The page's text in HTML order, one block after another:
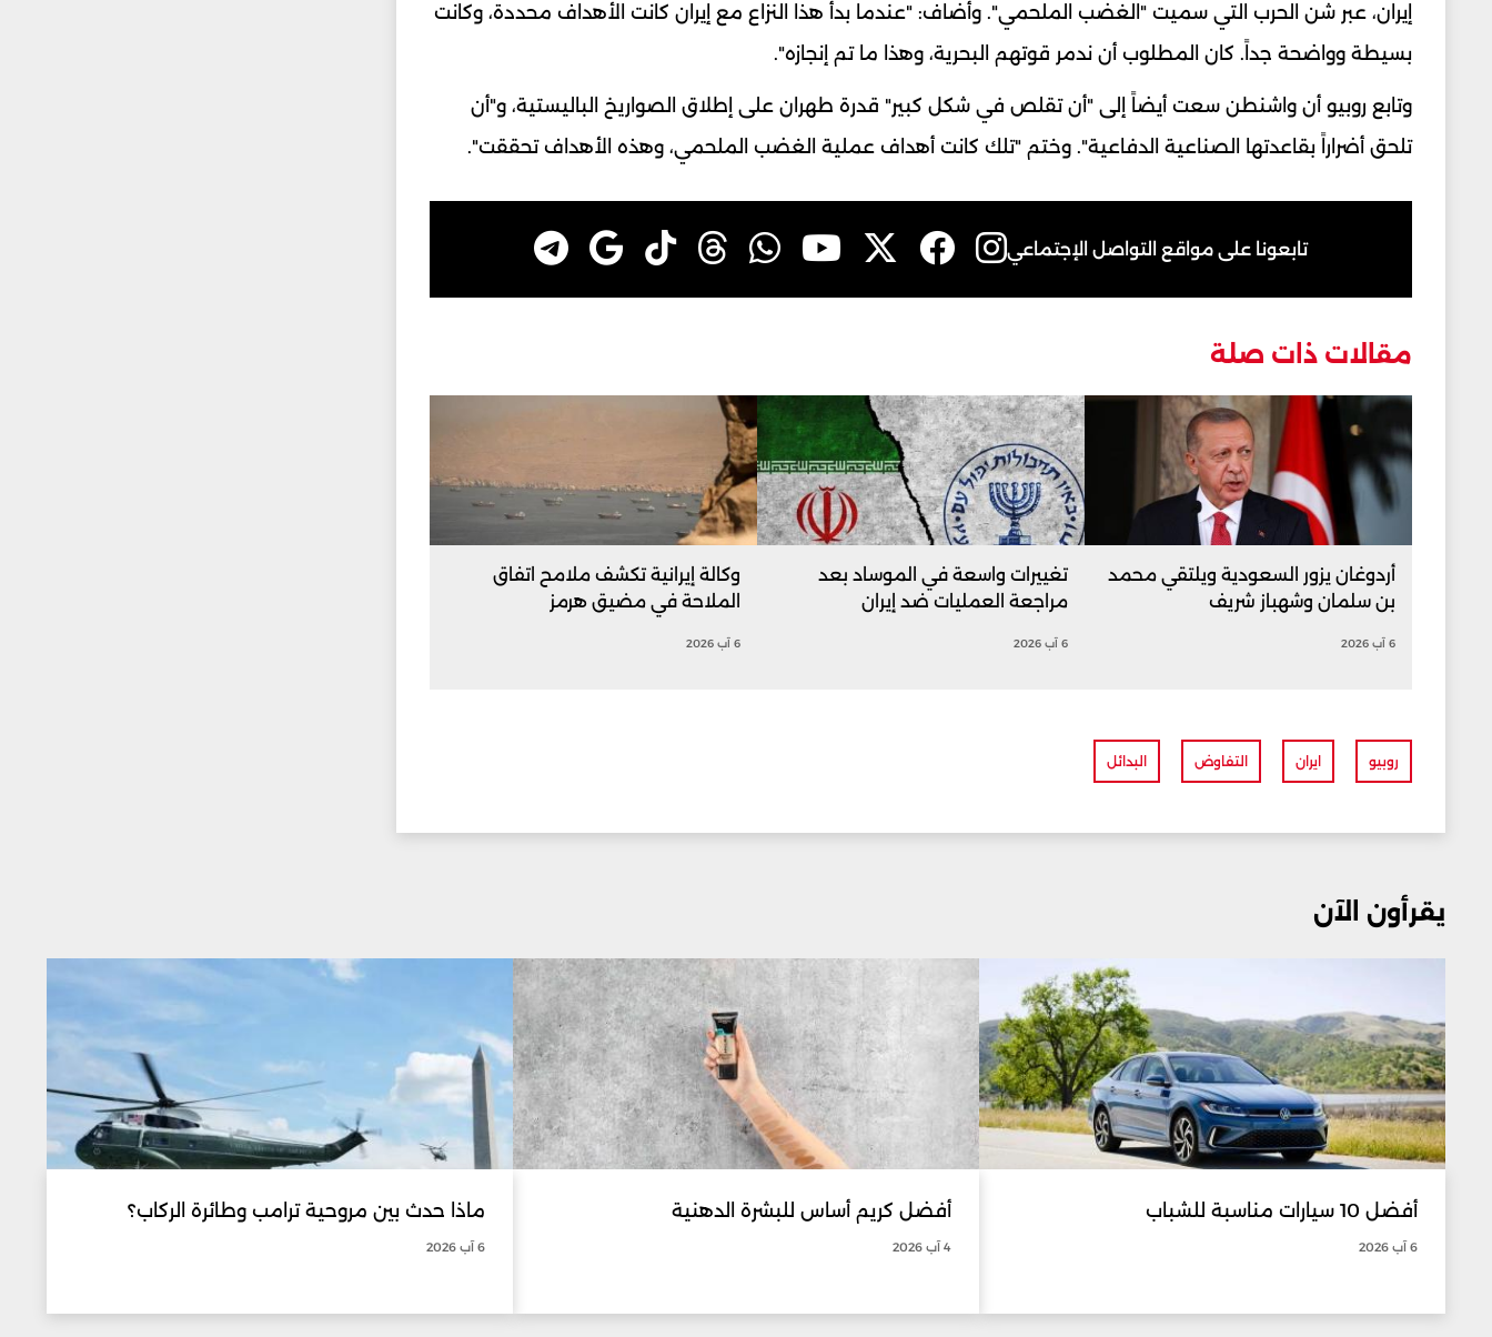
إيران، عبر شن الحرب التي سميت "الغضب الملحمي". وأضاف: "عندما بدأ هذا النزاع مع إيران كانت الأهداف محددة، وكانت
بسيطة وواضحة جداً. كان المطلوب أن ندمر قوتهم البحرية، وهذا ما تم إنجازه".
وتابع روبيو أن واشنطن سعت أيضاً إلى "أن تقلص في شكل كبير" قدرة طهران على إطلاق الصواريخ الباليستية، و"أن
تلحق أضراراً بقاعدتها الصناعية الدفاعية". وختم "تلك كانت أهداف عملية الغضب الملحمي، وهذه الأهداف تحققت".
تابعونا على مواقع التواصل الإجتماعي
مقالات ذات صلة
أردوغان يزور السعودية ويلتقي محمد
بن سلمان وشهباز شريف
6 آب 2026
تغييرات واسعة في الموساد بعد
مراجعة العمليات ضد إيران
6 آب 2026
وكالة إيرانية تكشف ملامح اتفاق
الملاحة في مضيق هرمز
6 آب 2026
روبيو ايران التفاوض البدائل
يقرأون الآن
أفضل 10 سيارات مناسبة للشباب
6 آب 2026
أفضل كريم أساس للبشرة الدهنية
4 آب 2026
ماذا حدث بين مروحية ترامب وطائرة الركاب؟
6 آب 2026